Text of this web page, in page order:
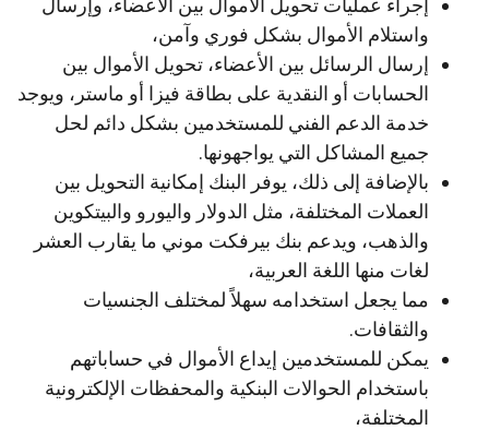
إجراء عمليات تحويل الأموال بين الأعضاء، وإرسال
واستلام الأموال بشكل فوري وآمن،
إرسال الرسائل بين الأعضاء، تحويل الأموال بين
الحسابات أو النقدية على بطاقة فيزا أو ماستر، ويوجد
خدمة الدعم الفني للمستخدمين بشكل دائم لحل
جميع المشاكل التي يواجهونها.
بالإضافة إلى ذلك، يوفر البنك إمكانية التحويل بين
العملات المختلفة، مثل الدولار واليورو والبيتكوين
والذهب، ويدعم بنك بيرفكت موني ما يقارب العشر
لغات منها اللغة العربية،
مما يجعل استخدامه سهلاً لمختلف الجنسيات
والثقافات.
يمكن للمستخدمين إيداع الأموال في حساباتهم
باستخدام الحوالات البنكية والمحفظات الإلكترونية
المختلفة،